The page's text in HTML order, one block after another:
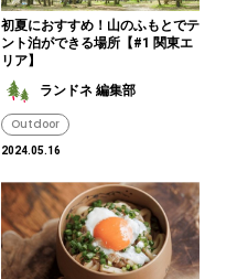
初夏におすすめ！山のふもとでテ
ント泊ができる場所【#1 関東エ
リア】
ランドネ 編集部
Outdoor
2024.05.16